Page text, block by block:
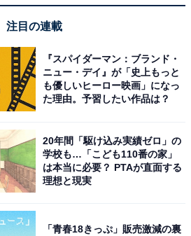
粘り強く取り組む
整し工夫する
て協力し合う
情動・社会性に関わる“心の能
「知の深化」に偏っていたため
れて「両利きの学び」の両輪を回
を生き抜く力となり、それがや
注目の連載
『スパイダーマン：ブランド・
ニュー・デイ』が「史上もっと
も優しいヒーロー映画」になっ
た理由。予習したい作品は？
20年間「駆け込み実績ゼロ」の
学校も…「こども110番の家」
は本当に必要？ PTAが直面する
理想と現実
「青春18きっぷ」販売激減の裏